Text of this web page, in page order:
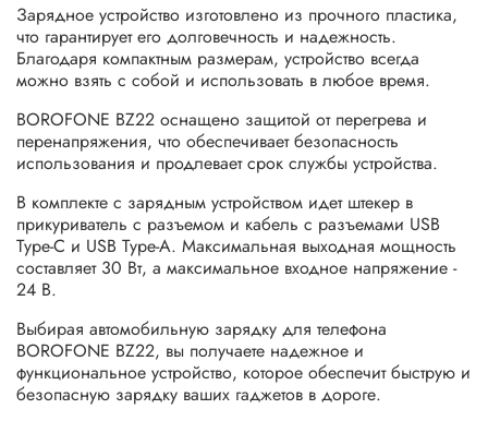
Зарядное устройство изготовлено из прочного пластика,
что гарантирует его долговечность и надежность.
Благодаря компактным размерам, устройство всегда
можно взять с собой и использовать в любое время.
BOROFONE BZ22 оснащено защитой от перегрева и
перенапряжения, что обеспечивает безопасность
использования и продлевает срок службы устройства.
В комплекте с зарядным устройством идет штекер в
прикуриватель с разъемом и кабель с разъемами USB
Type-C и USB Type-A. Максимальная выходная мощность
составляет 30 Вт, а максимальное входное напряжение -
24 В.
Выбирая автомобильную зарядку для телефона
BOROFONE BZ22, вы получаете надежное и
функциональное устройство, которое обеспечит быструю и
безопасную зарядку ваших гаджетов в дороге.